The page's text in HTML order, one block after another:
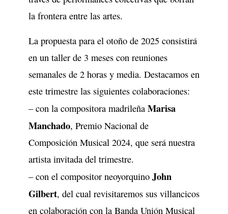
la frontera entre las artes.
La propuesta para el otoño de 2025 consistirá
en un taller de 3 meses con reuniones
semanales de 2 horas y media. Destacamos en
este trimestre las siguientes colaboraciones:
– con la compositora madrileña Marisa
Manchado, Premio Nacional de
Composición Musical 2024, que será nuestra
artista invitada del trimestre.
– con el compositor neoyorquino John
Gilbert, del cual revisitaremos sus villancicos
en colaboración con la Banda Unión Musical